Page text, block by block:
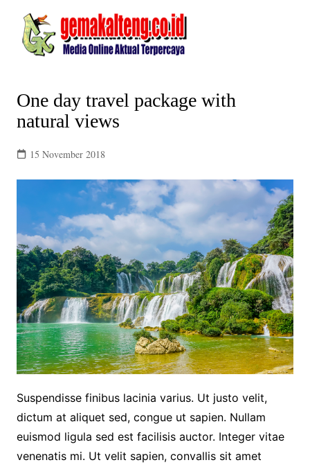
content
One day travel package with
natural views
15 November 2018
Suspendisse finibus lacinia varius. Ut justo velit,
dictum at aliquet sed, congue ut sapien. Nullam
euismod ligula sed est facilisis auctor. Integer vitae
venenatis mi. Ut velit sapien, convallis sit amet